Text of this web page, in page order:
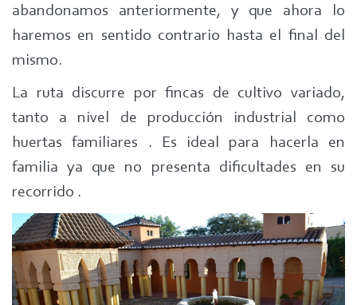
abandonamos anteriormente, y que ahora lo
haremos en sentido contrario hasta el final del
mismo.
La ruta discurre por fincas de cultivo variado,
tanto a nivel de producción industrial como
huertas familiares . Es ideal para hacerla en
familia ya que no presenta dificultades en su
recorrido .